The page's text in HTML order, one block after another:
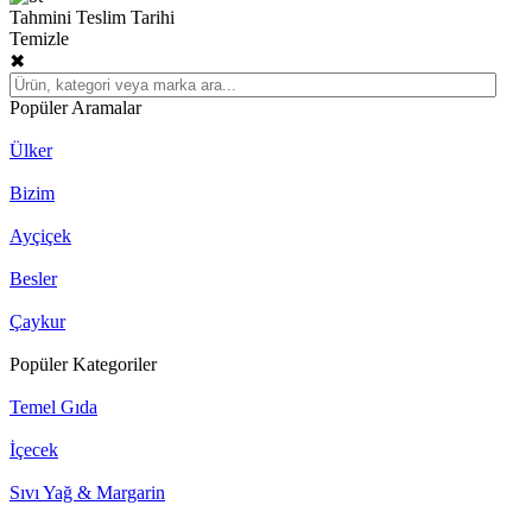
Tahmini Teslim Tarihi
Temizle
✖
Popüler Aramalar
Ülker
Bizim
Ayçiçek
Besler
Çaykur
Popüler Kategoriler
Temel Gıda
İçecek
Sıvı Yağ & Margarin